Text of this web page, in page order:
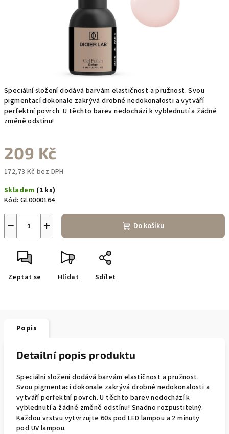
Speciální složení dodává barvám elastičnost a pružnost. Svou
pigmentací dokonale zakrývá drobné nedokonalosti a vytváří
perfektní povrch. U těchto barev nedochází k vyblednutí a žádné
změně odstínu!
209 Kč
172,73 Kč bez DPH
cena:
Skladem (1 ks)
Kód: GL0000164
+
− Do košíku
Zeptat se Hlídat Sdílet
Popis
Detailní popis produktu
Speciální složení dodává barvám elastičnost a pružnost.
Svou pigmentací dokonale zakrývá drobné nedokonalosti a
vytváří perfektní povrch. U těchto barev nedochází k
vyblednutí a žádné změně odstínu! Snadno rozpustitelný.
Každou vrstvu vytvrzujte 60s pod LED lampou a 2 minuty
pod UV lampou.